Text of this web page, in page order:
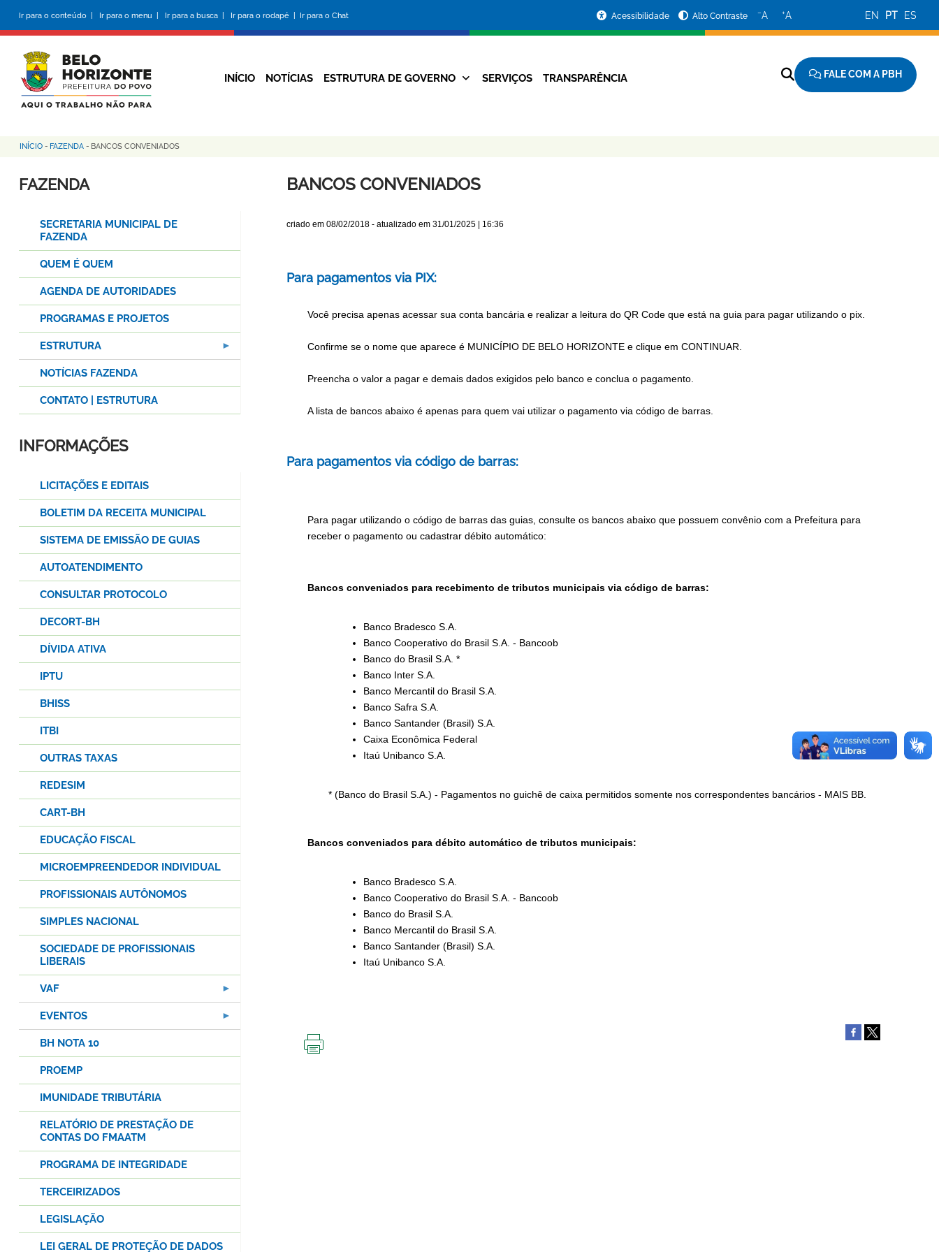
conteúdo
principal
Ir para o conteúdo | Ir para o menu | Ir para a busca | Ir para o rodapé | Ir para o Chat
da
Prefeitura
Acessibilidade Alto Contraste −A +A EN PT ES
Navegação
INÍCIO NOTÍCIAS ESTRUTURA DE GOVERNO SERVIÇOS TRANSPARÊNCIA FALE COM A PBH
Trilha
de
INÍCIO - FAZENDA - BANCOS CONVENIADOS
BANCOS CONVENIADOS
criado em 08/02/2018- atualizado em 31/01/2025 | 16:36
Para pagamentos via PIX:
Você precisa apenas acessar sua conta bancária e realizar a leitura do QR Code que está na guia para pagar utilizando o pix.
Confirme se o nome que aparece é MUNICÍPIO DE BELO HORIZONTE e clique em CONTINUAR.
Preencha o valor a pagar e demais dados exigidos pelo banco e conclua o pagamento.
A lista de bancos abaixo é apenas para quem vai utilizar o pagamento via código de barras.
Para pagamentos via código de barras:
Para pagar utilizando o código de barras das guias, consulte os bancos abaixo que possuem convênio com a Prefeitura para
receber o pagamento ou cadastrar débito automático:
Bancos conveniados para recebimento de tributos municipais via código de barras:
Banco Bradesco S.A.
Banco Cooperativo do Brasil S.A. - Bancoob
Banco do Brasil S.A. *
Banco Inter S.A.
Banco Mercantil do Brasil S.A.
Banco Safra S.A.
Banco Santander (Brasil) S.A.
Caixa Econômica Federal
Itaú Unibanco S.A.
* (Banco do Brasil S.A.) - Pagamentos no guichê de caixa permitidos somente nos correspondentes bancários - MAIS BB.
Bancos conveniados para débito automático de tributos municipais:
Banco Bradesco S.A.
Banco Cooperativo do Brasil S.A. - Bancoob
Banco do Brasil S.A.
Banco Mercantil do Brasil S.A.
Banco Santander (Brasil) S.A.
Itaú Unibanco S.A.
FAZENDA
SECRETARIA MUNICIPAL DE
FAZENDA
QUEM É QUEM
AGENDA DE AUTORIDADES
PROGRAMAS E PROJETOS
ESTRUTURA
NOTÍCIAS FAZENDA
CONTATO | ESTRUTURA
INFORMAÇÕES
LICITAÇÕES E EDITAIS
BOLETIM DA RECEITA MUNICIPAL
SISTEMA DE EMISSÃO DE GUIAS
AUTOATENDIMENTO
CONSULTAR PROTOCOLO
DECORT-BH
DÍVIDA ATIVA
IPTU
BHISS
ITBI
OUTRAS TAXAS
REDESIM
CART-BH
EDUCAÇÃO FISCAL
MICROEMPREENDEDOR INDIVIDUAL
PROFISSIONAIS AUTÔNOMOS
SIMPLES NACIONAL
SOCIEDADE DE PROFISSIONAIS
LIBERAIS
VAF
EVENTOS
BH NOTA 10
PROEMP
IMUNIDADE TRIBUTÁRIA
RELATÓRIO DE PRESTAÇÃO DE
CONTAS DO FMAATM
PROGRAMA DE INTEGRIDADE
TERCEIRIZADOS
LEGISLAÇÃO
LEI GERAL DE PROTEÇÃO DE DADOS